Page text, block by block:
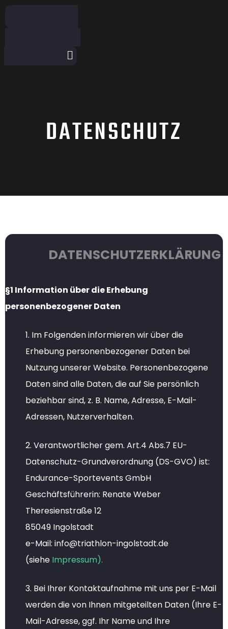
Menu
DATENSCHUTZ
DATENSCHUTZERKLÄRUNG
§1 Information über die Erhebung
personenbezogener Daten
1. Im Folgenden informieren wir über die
Erhebung personenbezogener Daten bei
Nutzung unserer Website. Personenbezogene
Daten sind alle Daten, die auf Sie persönlich
beziehbar sind, z. B. Name, Adresse, E-Mail-
Adressen, Nutzerverhalten.
2. Verantwortlicher gem. Art.4 Abs.7 EU-
Datenschutz-Grundverordnung (DS-GVO) ist:
Endurance-Sportevents GmbH
Geschäftsführerin: Renate Weber
Theresienstraße 12
85049 Ingolstadt
e-Mail: info@triathlon-ingolstadt.de
(siehe Impressum).
3. Bei Ihrer Kontaktaufnahme mit uns per E-Mail
werden die von Ihnen mitgeteilten Daten (Ihre E-
Mail-Adresse, ggf. Ihr Name und Ihre